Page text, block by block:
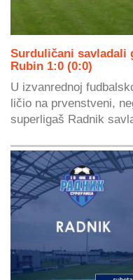
Surduličani savladali
Rubin 1:0 (0:0)
U izvanrednoj
ličio na prvenstveni,
superligaš Radnik